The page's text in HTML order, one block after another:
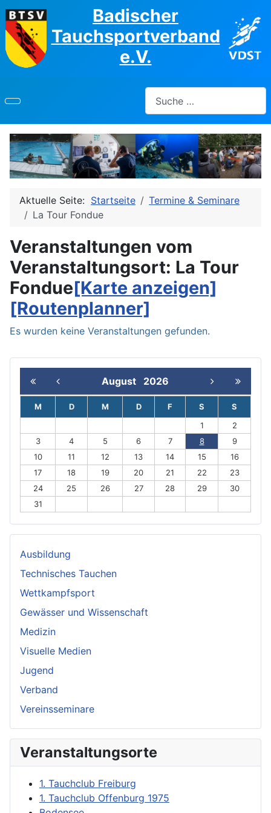
Badischer
Tauchsportverband
e.V.
August 2026
M D M D F S
S
1
2
3
4 5 6 7 8
9
10
11 12 13 14 15
16
17
18 19 20 21 22
23
24
25 26 27 28 29
30
31
Ausbildung
Technisches Tauchen
Wettkampfsport
Gewässer und Wissenschaft
Medizin
Visuelle Medien
Jugend
Verband
Vereinsseminare
Veranstaltungsorte
1. Tauchclub Freiburg
1. Tauchclub Offenburg 1975
Aktuelle Seite: Startseite
Termine & Seminare
La Tour Fondue
Veranstaltungen vom
Veranstaltungsort: La Tour
Fondue[Karte anzeigen]
[Routenplanner]
Es wurden keine Veranstaltungen gefunden.